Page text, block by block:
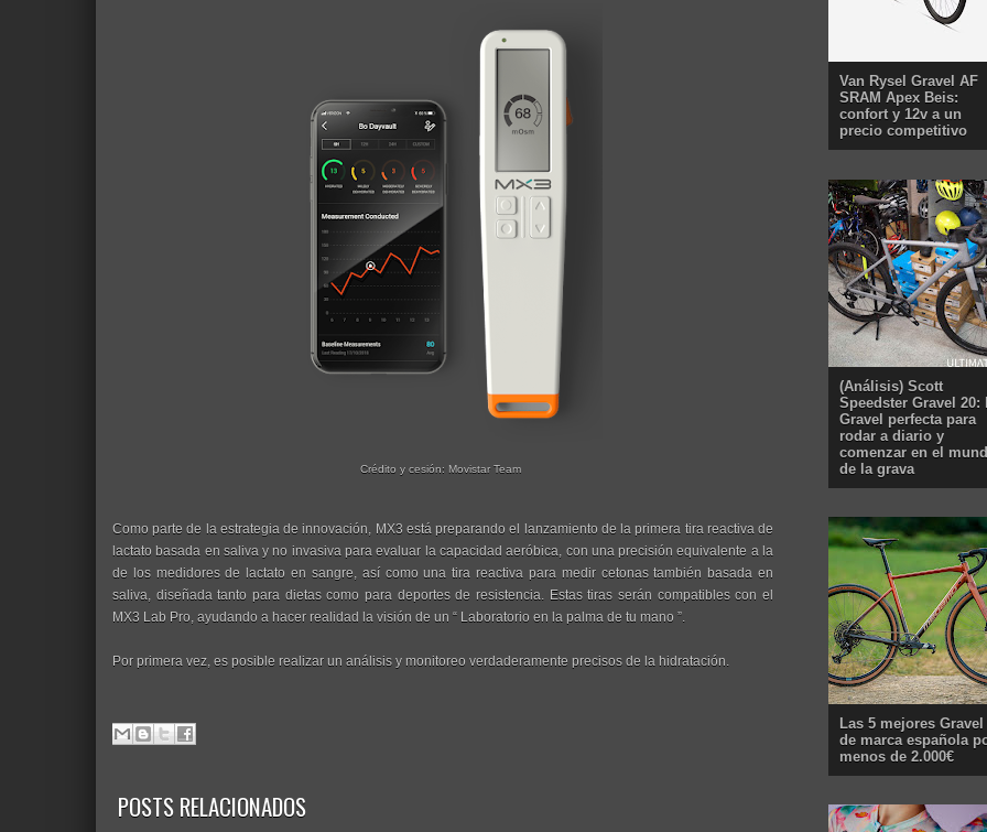
Crédito y cesión: Movistar Team
Como parte de la estrategia de innovación, MX3 está preparando el lanzamiento de la primera tira reactiva de
lactato basada en saliva y no invasiva para evaluar la capacidad aeróbica, con una precisión equivalente a la
de los medidores de lactato en sangre, así como una tira reactiva para medir cetonas también basada en
saliva, diseñada tanto para dietas como para deportes de resistencia. Estas tiras serán compatibles con el
MX3 Lab Pro, ayudando a hacer realidad la visión de un “ Laboratorio en la palma de tu mano ”.
Por primera vez, es posible realizar un análisis y monitoreo verdaderamente precisos de la hidratación.
POSTS RELACIONADOS
Van Rysel Gravel AF
SRAM Apex Beis:
confort y 12v a un
precio competitivo
(Análisis) Scott
Speedster Gravel 20:
Gravel perfecta para
rodar a diario y
comenzar en el
de la grava
Las 5 mejores Gravel
de marca española
menos de 2.000€